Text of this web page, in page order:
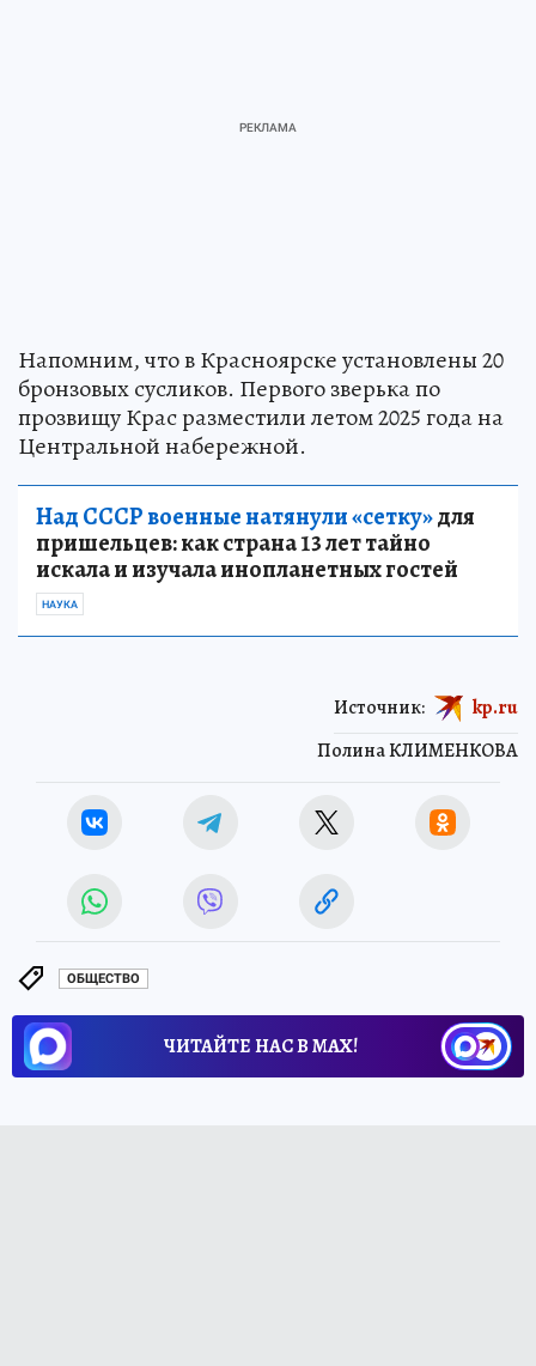
Напомним, что в Красноярске установлены 20
бронзовых сусликов. Первого зверька по
прозвищу Крас разместили летом 2025 года на
Центральной набережной.
Над СССР военные натянули «сетку»для
пришельцев: как страна 13 лет тайно
искала и изучала инопланетных гостей
НАУКА
Полина КЛИМЕНКОВА
Источник: kp.ru
ОБЩЕСТВО
ЧИТАЙТЕ НАС В МАХ!